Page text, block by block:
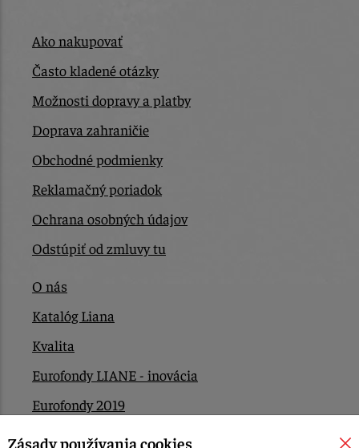
Ako nakupovať
Často kladené otázky
Možnosti dopravy a platby
Doprava zahraničie
Obchodné podmienky
Reklamačný poriadok
Ochrana osobných údajov
Odstúpiť od zmluvy tu
O nás
Katalóg Liana
Kvalita
Eurofondy LIANE - inovácia
Eurofondy 2019
Eurofondy 2022/2023
Zásady používania cookies